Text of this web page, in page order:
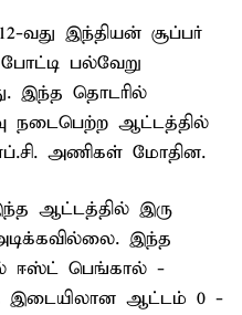
வது இந்தியன் சூப்பர்
பல்வேறு
இந்த தொடரில்
நடைபெற்ற ஆட்டத்தில்
அணிகள் மோதின.
ஆட்டத்தில் இரு
இந்த
ஈஸ்ட் பெங்கால் -
இடையிலான ஆட்டம் 0 -